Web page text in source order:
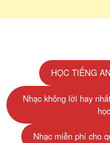
HỌC TIẾNG
Nhạc không lời hay
Nhạc miễn phí cho